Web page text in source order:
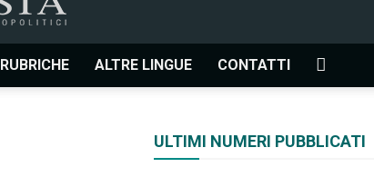
RUBRICHE ALTRE LINGUE CONTATTI
ULTIMI NUMERI PUBBLICATI